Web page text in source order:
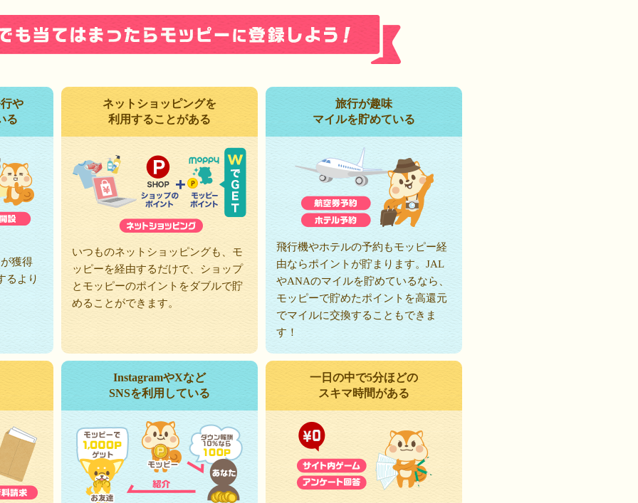
や
る
獲得
るより
ネットショッピングを
利用することがある
いつものネットショッピングも、モ
ッピーを経由するだけで、ショップ
とモッピーのポイントをダブルで貯
めることができます。
旅行が趣味
マイルを貯めている
飛行機やホテルの予約もモッピー経
由ならポイントが貯まります。JAL
やANAのマイルを貯めているなら、
モッピーで貯めたポイントを高還元
でマイルに交換することもできま
す！
InstagramやXなど
SNSを利用している
一日の中で5分ほどの
スキマ時間がある